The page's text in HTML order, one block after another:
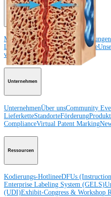
Medical Education
Medical EducationKursbeschreibungen
LehrgängeArthroLab™-Standorte
vorOrthoPedia
Unternehmen
UnternehmenÜber unsCommunity
LieferketteStandorteFörderung
ComplianceVirtual Patent Marking
Ressourcen
Kodierungs-HotlineeDFUs
Enterprise Labeling System (GELS)
(UDI)Exhibit-Congress & Workshop